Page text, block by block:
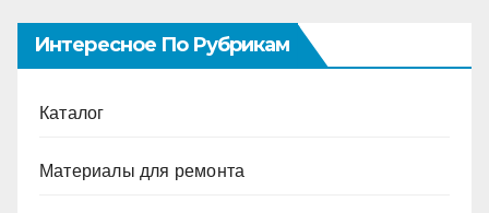
Интересное По Рубрикам
Каталог
Материалы для ремонта